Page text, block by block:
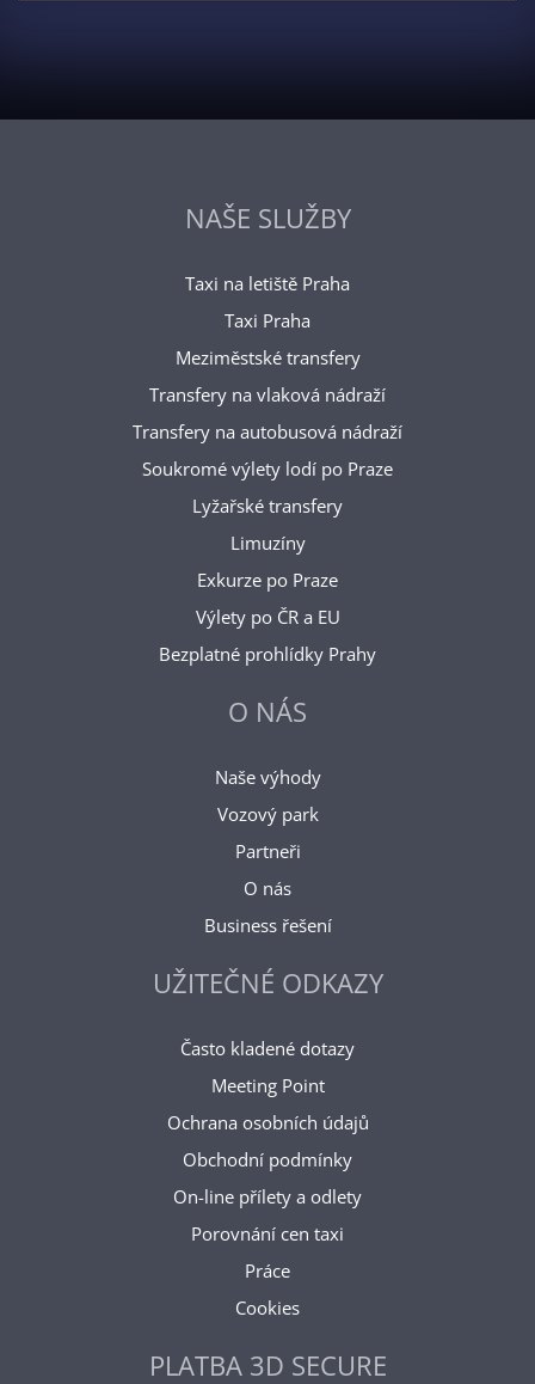
NAŠE SLUŽBY
Taxi na letiště Praha
Taxi Praha
Meziměstské transfery
Transfery na vlaková nádraží
Transfery na autobusová nádraží
Soukromé výlety lodí po Praze
Lyžařské transfery
Limuzíny
Exkurze po Praze
Výlety po ČR a EU
Bezplatné prohlídky Prahy
O NÁS
Naše výhody
Vozový park
Partneři
O nás
Business řešení
UŽITEČNÉ ODKAZY
Často kladené dotazy
Meeting Point
Ochrana osobních údajů
Obchodní podmínky
On-line přílety a odlety
Porovnání cen taxi
Práce
Cookies
PLATBA 3D SECURE